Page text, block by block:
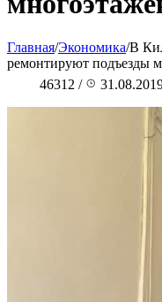
Главная/Экономика/В
ремонтируют подъезды
46312 /